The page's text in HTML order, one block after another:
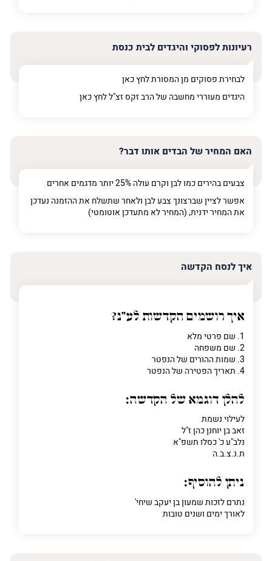
רעיונות לפסוקי והיגדים לבית כנסת
לבחירת פסוקים מן המסורת לחץכאן
היגדים מעוררי מחשבה של הרב זקס זצ"ל לחץכאן
האם המחיר של הבדים אותו דבר?
צבעים בהירים כמו לבן וקרם עולה 25% יותר מדגמים אחרים
אפשר לציין שברצונך צבע לבן ולאחר שתשלח את ההזמנה נעדכן
את המחיר ידנית, (המחיר לא מתעדכן אוטומטי)
איך לנסח הקדשה
איך רושמים הקדשות לע"נ?
1. שם פרטי מלא
2. שם משפחה
3. שמות ההורים של הנפטר
4. תאריך הפטירה של הנפטר
להלן דוגמא של הקדשה:
לעילוי נשמת
זאב בן יוחנן כהן ז"ל
נלב"ע כ' כסלו תשפ"א
ת.נ.צ.ב.ה
ניתן להוסיף:
נתרם לזכות שמעון בן יעקב שיחי'
לאורך ימים ושנים טובות